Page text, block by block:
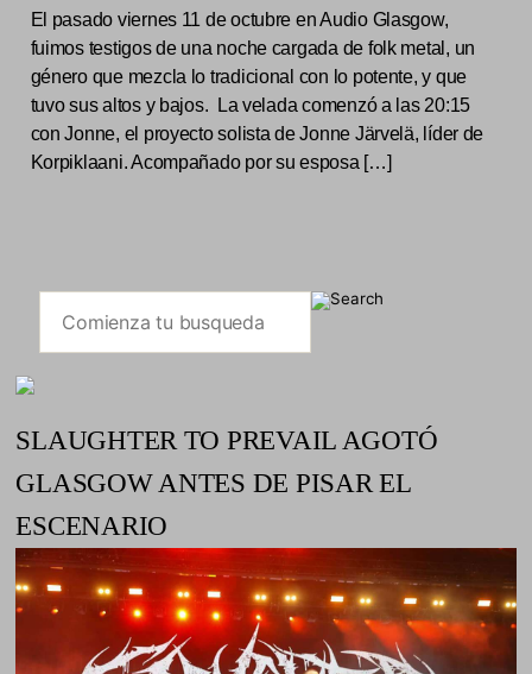
El pasado viernes 11 de octubre en Audio Glasgow,
fuimos testigos de una noche cargada de folk metal, un
género que mezcla lo tradicional con lo potente, y que
tuvo sus altos y bajos. La velada comenzó a las 20:15
con Jonne, el proyecto solista de Jonne Järvelä, líder de
Korpiklaani. Acompañado por su esposa […]
SLAUGHTER TO PREVAIL AGOTÓ
GLASGOW ANTES DE PISAR EL
ESCENARIO